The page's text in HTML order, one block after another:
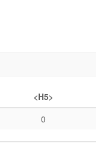
<H5>
0